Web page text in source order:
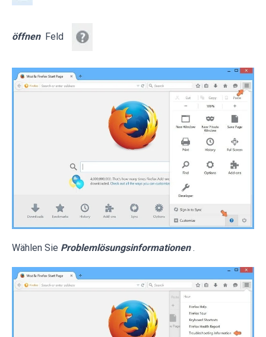
öffnen Feld
Wählen Sie Problemlösungsinformationen .